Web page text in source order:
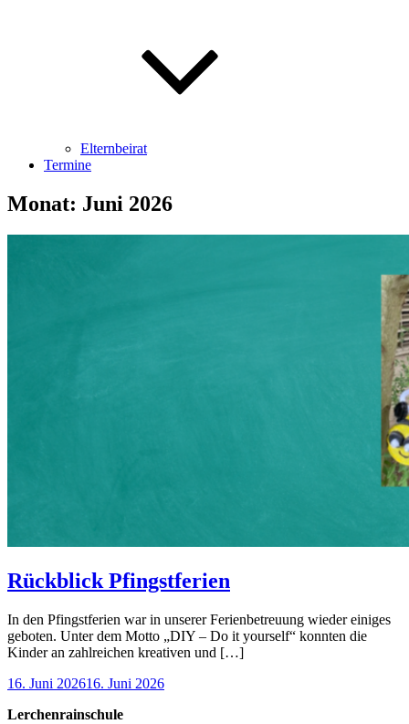
Elternbeirat
Termine
Monat: Juni 2026
Rückblick Pfingstferien
In den Pfingstferien war in unserer Ferienbetreuung wieder einiges
geboten. Unter dem Motto „DIY – Do it yourself“ konnten die
Kinder an zahlreichen kreativen und […]
16. Juni 202616. Juni 2026
Lerchenrainschule